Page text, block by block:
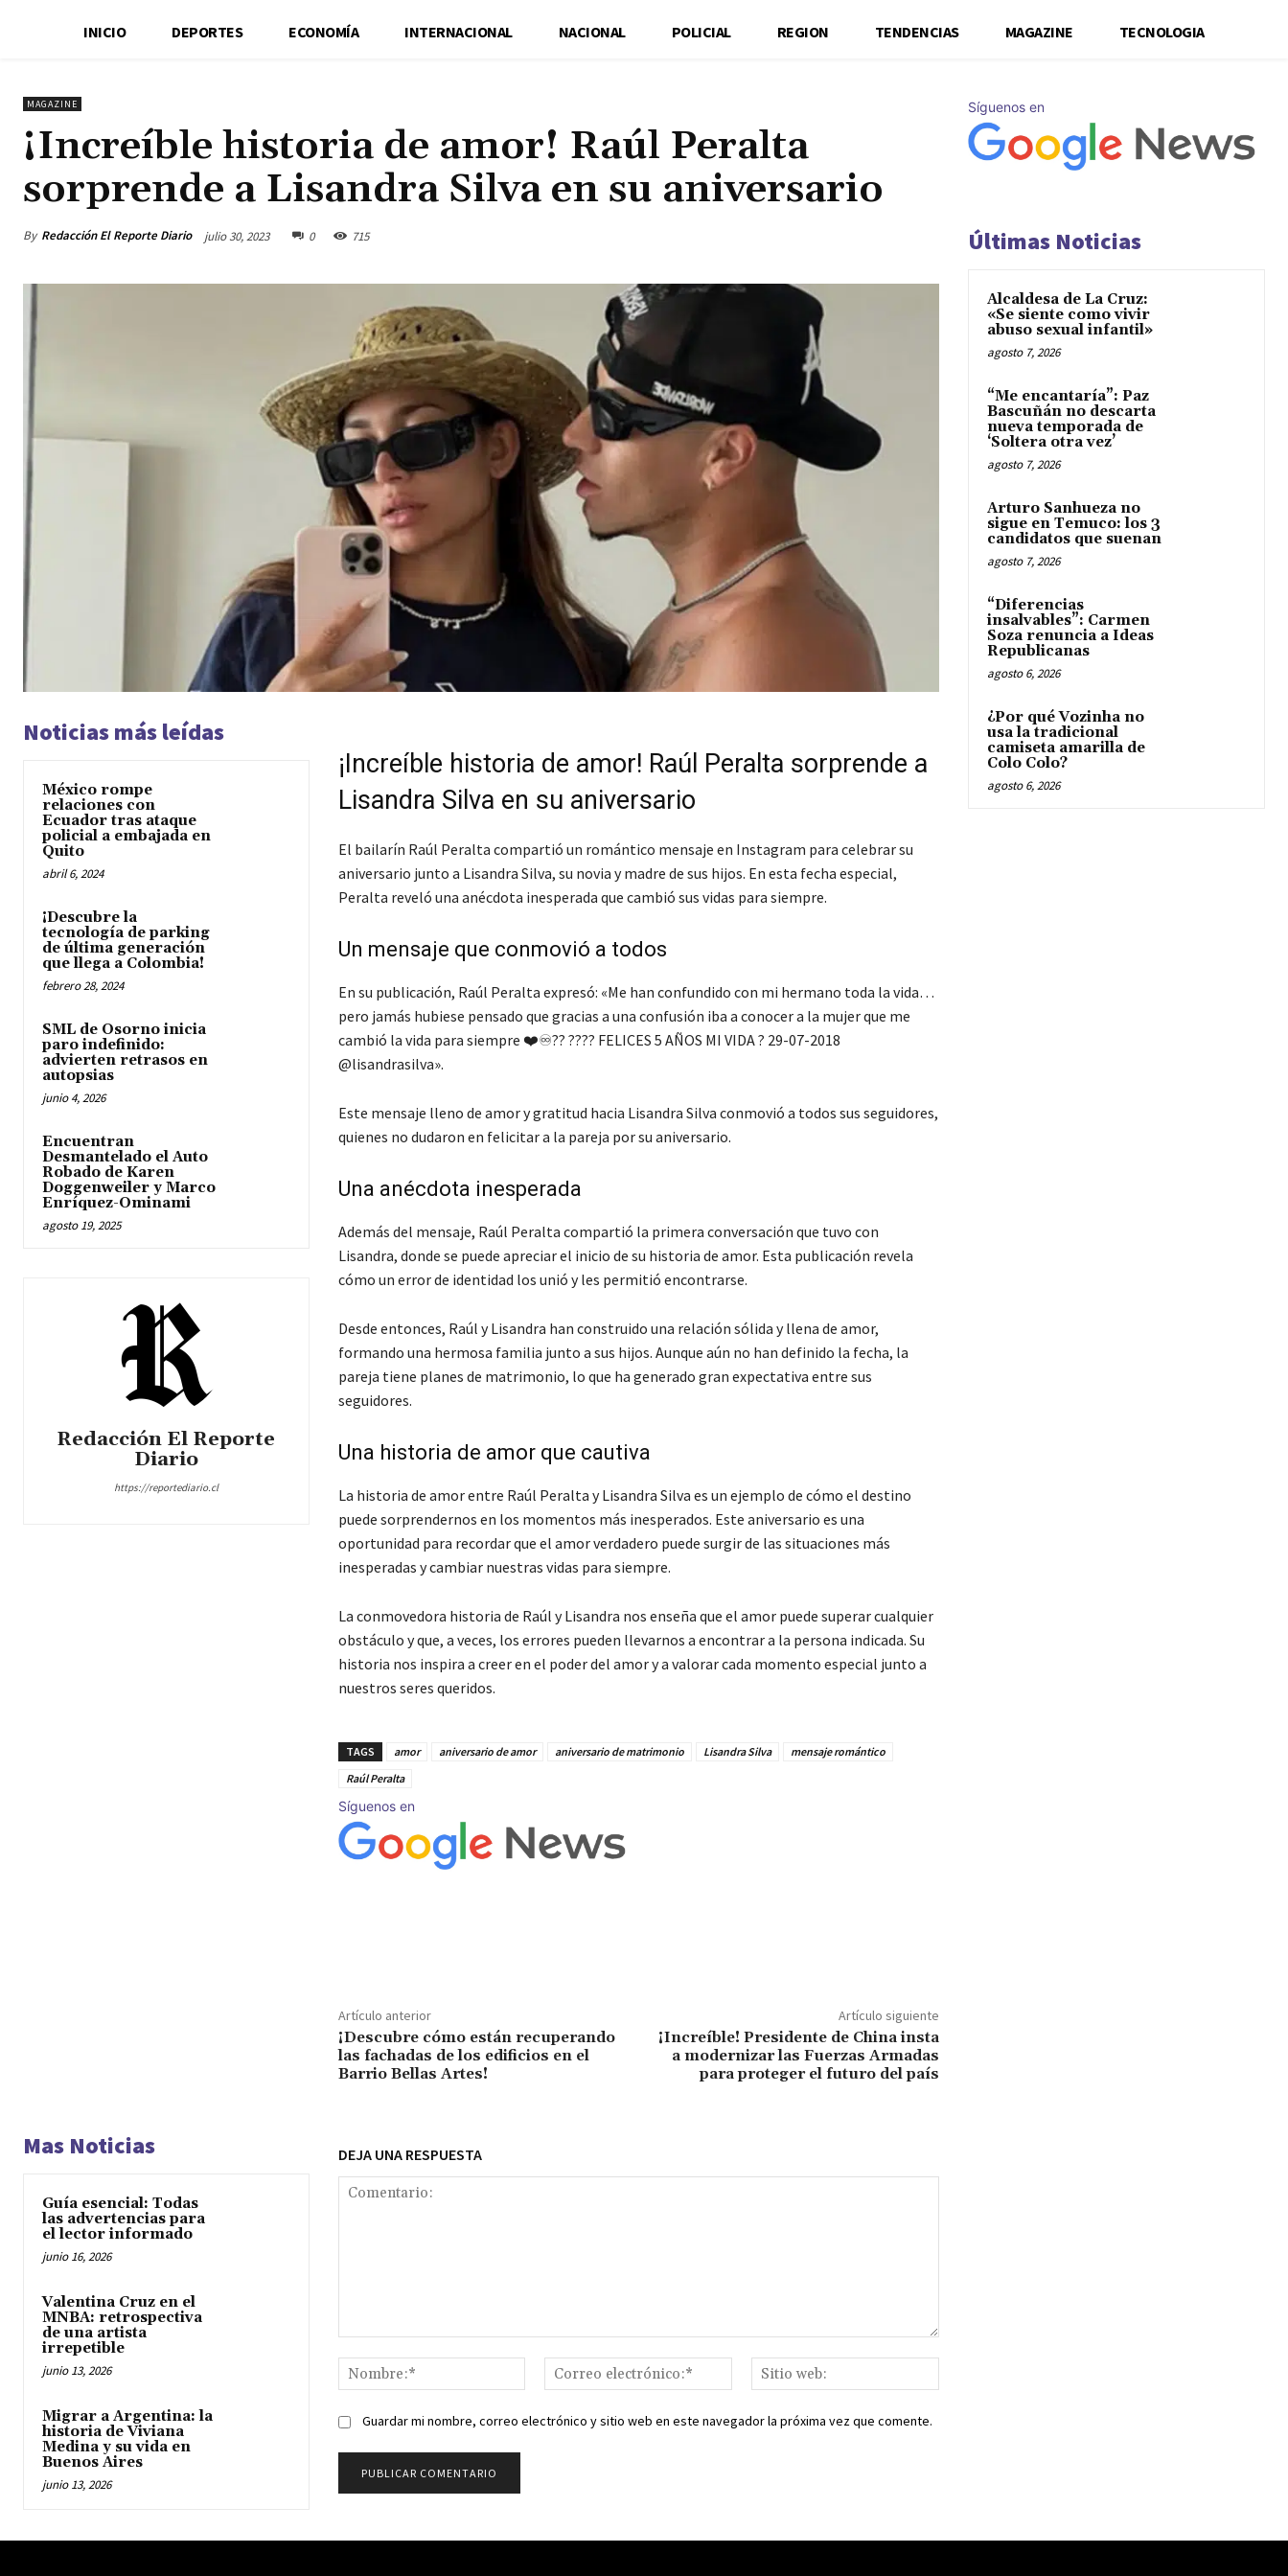
INICIO DEPORTES ECONOMÍA INTERNACIONAL NACIONAL POLICIAL REGION TENDENCIAS MAGAZINE TECNOLOGIA
MAGAZINE
¡Increíble historia de amor! Raúl Peralta
sorprende a Lisandra Silva en su aniversario
By Redacción El Reporte Diario julio 30, 2023 0 715
Noticias más leídas
México rompe
relaciones con
Ecuador tras ataque
policial a embajada en
Quito
abril 6, 2024
¡Descubre la
tecnología de parking
de última generación
que llega a Colombia!
febrero 28, 2024
SML de Osorno inicia
paro indefinido:
advierten retrasos en
autopsias
junio 4, 2026
Encuentran
Desmantelado el Auto
Robado de Karen
Doggenweiler y Marco
Enríquez-Ominami
agosto 19, 2025
Redacción El Reporte
Diario
https://reportediario.cl
¡Increíble historia de amor! Raúl Peralta sorprende a
Lisandra Silva en su aniversario
El bailarín Raúl Peralta compartió un romántico mensaje en Instagram para celebrar su
aniversario junto a Lisandra Silva, su novia y madre de sus hijos. En esta fecha especial,
Peralta reveló una anécdota inesperada que cambió sus vidas para siempre.
Un mensaje que conmovió a todos
En su publicación, Raúl Peralta expresó: «Me han confundido con mi hermano toda la vida…
pero jamás hubiese pensado que gracias a una confusión iba a conocer a la mujer que me
cambió la vida para siempre ❤️♾️?? ???? FELICES 5 AÑOS MI VIDA ? 29-07-2018
@lisandrasilva».
Este mensaje lleno de amor y gratitud hacia Lisandra Silva conmovió a todos sus seguidores,
quienes no dudaron en felicitar a la pareja por su aniversario.
Una anécdota inesperada
Además del mensaje, Raúl Peralta compartió la primera conversación que tuvo con
Lisandra, donde se puede apreciar el inicio de su historia de amor. Esta publicación revela
cómo un error de identidad los unió y les permitió encontrarse.
Desde entonces, Raúl y Lisandra han construido una relación sólida y llena de amor,
formando una hermosa familia junto a sus hijos. Aunque aún no han definido la fecha, la
pareja tiene planes de matrimonio, lo que ha generado gran expectativa entre sus
seguidores.
Una historia de amor que cautiva
La historia de amor entre Raúl Peralta y Lisandra Silva es un ejemplo de cómo el destino
puede sorprendernos en los momentos más inesperados. Este aniversario es una
oportunidad para recordar que el amor verdadero puede surgir de las situaciones más
inesperadas y cambiar nuestras vidas para siempre.
La conmovedora historia de Raúl y Lisandra nos enseña que el amor puede superar cualquier
obstáculo y que, a veces, los errores pueden llevarnos a encontrar a la persona indicada. Su
historia nos inspira a creer en el poder del amor y a valorar cada momento especial junto a
nuestros seres queridos.
TAGS amor aniversario de amor aniversario de matrimonio Lisandra Silva
mensaje romántico
Raúl Peralta
Síguenos en
Artículo anterior
¡Descubre cómo están recuperando
las fachadas de los edificios en el
Barrio Bellas Artes!
Artículo siguiente
¡Increíble! Presidente de China insta
a modernizar las Fuerzas Armadas
para proteger el futuro del país
Mas Noticias
Guía esencial: Todas
las advertencias para
el lector informado
junio 16, 2026
Valentina Cruz en el
MNBA: retrospectiva
de una artista
irrepetible
junio 13, 2026
Migrar a Argentina: la
historia de Viviana
Medina y su vida en
Buenos Aires
junio 13, 2026
DEJA UNA RESPUESTA
Nombre:*
Correo
electrónico:*
web:
Guardar mi nombre, correo electrónico y sitio web en este navegador la próxima vez que comente.
Síguenos en
Últimas Noticias
Alcaldesa de La Cruz:
«Se siente como vivir
abuso sexual infantil»
agosto 7, 2026
“Me encantaría”: Paz
Bascuñán no descarta
nueva temporada de
‘Soltera otra vez’
agosto 7, 2026
Arturo Sanhueza no
sigue en Temuco: los 3
candidatos que suenan
agosto 7, 2026
“Diferencias
insalvables”: Carmen
Soza renuncia a Ideas
Republicanas
agosto 6, 2026
¿Por qué Vozinha no
usa la tradicional
camiseta amarilla de
Colo Colo?
agosto 6, 2026